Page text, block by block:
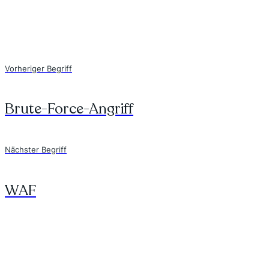
Vorheriger Begriff
Brute-Force-Angriff
Nächster Begriff
WAF